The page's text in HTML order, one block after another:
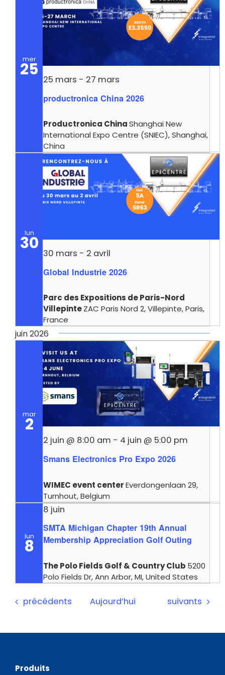
mer
25
productronica China 2026
25 mars - 27 mars
Productronica ChinaShanghai New
International Expo Centre (SNIEC), Shanghai,
China
lun
30
Global Industrie 2026
30 mars - 2 avril
Parc des Expositions de Paris-Nord
VillepinteZAC Paris Nord 2, Villepinte, Paris,
France
juin 2026
mar
2
Smans Electronics Pro Expo 2026
2 juin @ 8:00 am - 4 juin @ 5:00 pm
WIMEC event centerEverdongenlaan 29,
Turnhout, Belgium
lun
8
SMTA Michigan Chapter 19th Annual
Membership Appreciation Golf Outing
8 juin
The Polo Fields Golf & Country Club 5200
Polo Fields Dr, Ann Arbor, MI, United States
Évènements
précédents Aujourd’hui Évènements
suivants
Produits